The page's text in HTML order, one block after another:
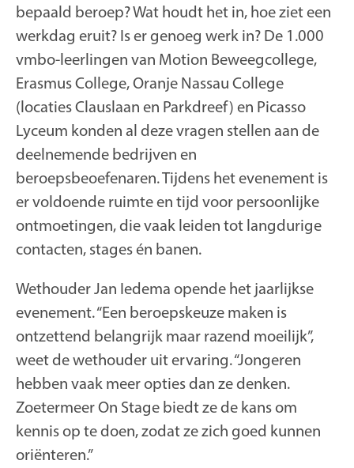
bepaald beroep? Wat houdt het in, hoe ziet een
werkdag eruit? Is er genoeg werk in? De 1.000
vmbo-leerlingen van Motion Beweegcollege,
Erasmus College, Oranje Nassau College
(locaties Clauslaan en Parkdreef) en Picasso
Lyceum konden al deze vragen stellen aan de
deelnemende bedrijven en
beroepsbeoefenaren. Tijdens het evenement is
er voldoende ruimte en tijd voor persoonlijke
ontmoetingen, die vaak leiden tot langdurige
contacten, stages én banen.
Wethouder Jan Iedema opende het jaarlijkse
evenement. “Een beroepskeuze maken is
ontzettend belangrijk maar razend moeilijk”,
weet de wethouder uit ervaring. “Jongeren
hebben vaak meer opties dan ze denken.
Zoetermeer On Stage biedt ze de kans om
kennis op te doen, zodat ze zich goed kunnen
oriënteren.”